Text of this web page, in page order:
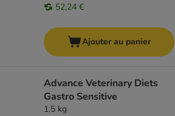
52,24 €
Ajouter au panier
Advance Veterinary Diets
Gastro Sensitive
1,5 kg